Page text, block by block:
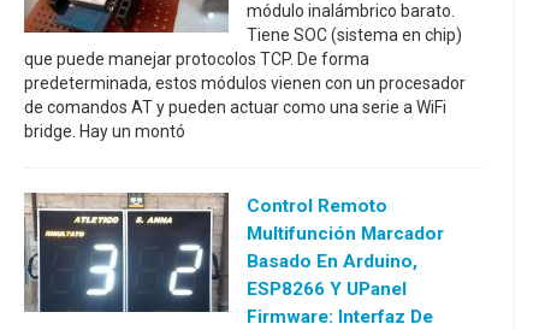
módulo inalámbrico barato.
Tiene SOC (sistema en chip)
que puede manejar protocolos TCP. De forma
predeterminada, estos módulos vienen con un procesador
de comandos AT y pueden actuar como una serie a WiFi
bridge. Hay un montó
Control Remoto
Multifunción Marcador
Basado En Arduino,
ESP8266 Y UPanel
Firmware: Interfaz De